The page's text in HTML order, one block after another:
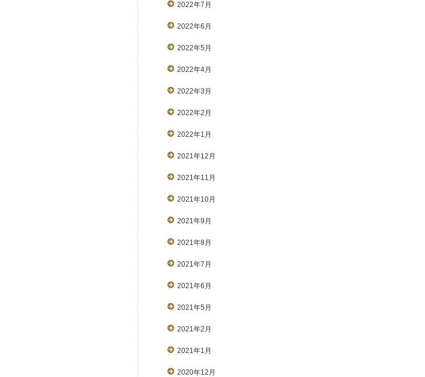
2022年7月
2022年6月
2022年5月
2022年4月
2022年3月
2022年2月
2022年1月
2021年12月
2021年11月
2021年10月
2021年9月
2021年8月
2021年7月
2021年6月
2021年5月
2021年2月
2021年1月
2020年12月